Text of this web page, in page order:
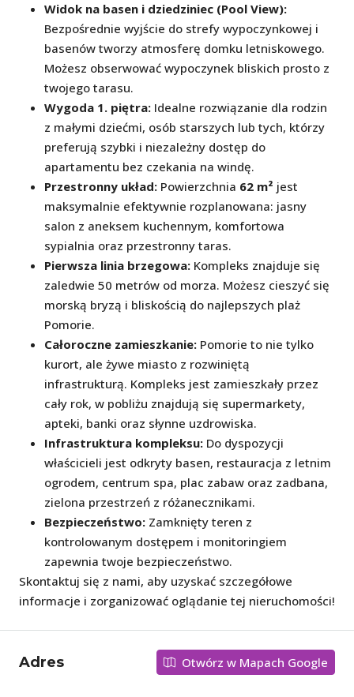
Widok na basen i dziedziniec (Pool View):
Bezpośrednie wyjście do strefy wypoczynkowej i
basenów tworzy atmosferę domku letniskowego.
Możesz obserwować wypoczynek bliskich prosto z
twojego tarasu.
Wygoda 1. piętra: Idealne rozwiązanie dla rodzin
z małymi dziećmi, osób starszych lub tych, którzy
preferują szybki i niezależny dostęp do
apartamentu bez czekania na windę.
Przestronny układ: Powierzchnia 62 m² jest
maksymalnie efektywnie rozplanowana: jasny
salon z aneksem kuchennym, komfortowa
sypialnia oraz przestronny taras.
Pierwsza linia brzegowa: Kompleks znajduje się
zaledwie 50 metrów od morza. Możesz cieszyć się
morską bryzą i bliskością do najlepszych plaż
Pomorie.
Całoroczne zamieszkanie: Pomorie to nie tylko
kurort, ale żywe miasto z rozwiniętą
infrastrukturą. Kompleks jest zamieszkały przez
cały rok, w pobliżu znajdują się supermarkety,
apteki, banki oraz słynne uzdrowiska.
Infrastruktura kompleksu: Do dyspozycji
właścicieli jest odkryty basen, restauracja z letnim
ogrodem, centrum spa, plac zabaw oraz zadbana,
zielona przestrzeń z różanecznikami.
Bezpieczeństwo: Zamknięty teren z
kontrolowanym dostępem i monitoringiem
zapewnia twoje bezpieczeństwo.
Skontaktuj się z nami, aby uzyskać szczegółowe
informacje i zorganizować oglądanie tej nieruchomości!
Adres Otwórz w Mapach Google